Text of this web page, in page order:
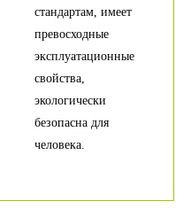
стандартам, имеет
превосходные
эксплуатационные
свойства,
экологически
безопасна для
человека.